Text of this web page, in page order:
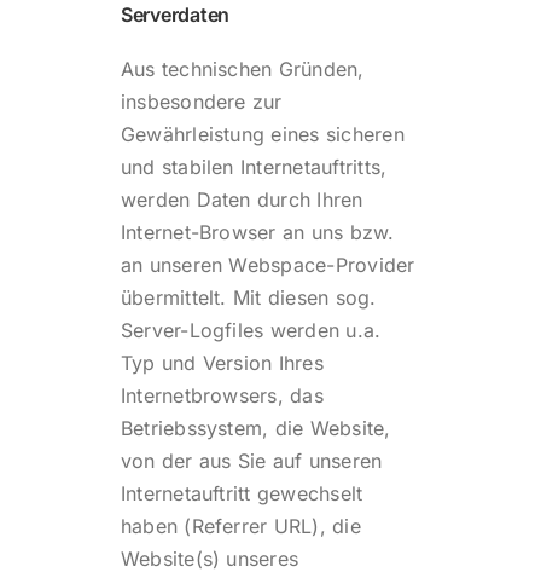
Serverdaten
Aus technischen Gründen,
insbesondere zur
Gewährleistung eines sicheren
und stabilen Internetauftritts,
werden Daten durch Ihren
Internet-Browser an uns bzw.
an unseren Webspace-Provider
übermittelt. Mit diesen sog.
Server-Logfiles werden u.a.
Typ und Version Ihres
Internetbrowsers, das
Betriebssystem, die Website,
von der aus Sie auf unseren
Internetauftritt gewechselt
haben (Referrer URL), die
Website(s) unseres